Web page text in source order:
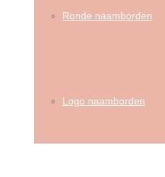
Ronde naamborden
Logo naamborden